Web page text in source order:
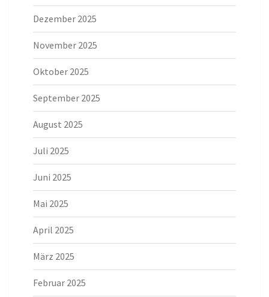
Dezember 2025
November 2025
Oktober 2025
September 2025
August 2025
Juli 2025
Juni 2025
Mai 2025
April 2025
März 2025
Februar 2025